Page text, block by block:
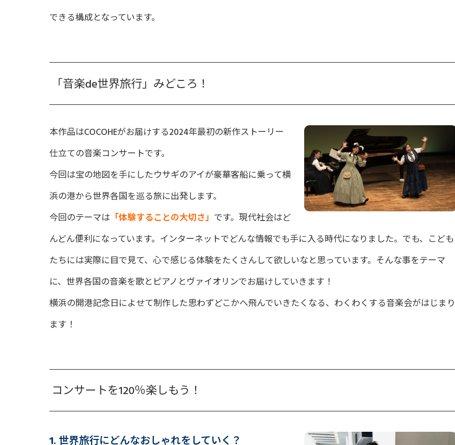
できる構成となっています。
「音楽de世界旅行」みどころ！
本作品はCOCOHEがお届けする2024年最初の新作ストーリー
仕立ての音楽コンサートです。
今回は宝の地図を手にしたウサギのアイが豪華客船に乗って横
浜の港から世界各国を巡る旅に出発します。
今回のテーマは 「体験することの大切さ」 です。現代社会はど
んどん便利になっています。インターネットでどんな情報でも手に入る時代になりました。でも、こども
たちには実際に目で見て、心で感じる体験をたくさんして欲しいなと思っています。そんな事をテーマ
に、世界各国の音楽を歌とピアノとヴァイオリンでお届けしていきます！
横浜の開港記念日によせて制作した思わずどこかへ飛んでいきたくなる、わくわくする音楽会がはじまり
ます！
コンサートを120％楽しもう！
1. 世界旅行にどんなおしゃれをしていく？